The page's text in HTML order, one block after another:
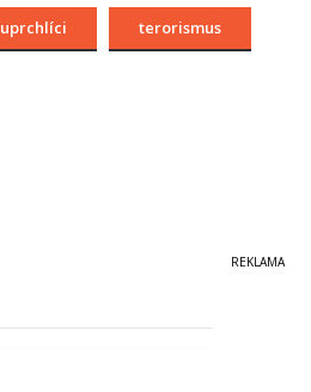
uprchlíci terorismus